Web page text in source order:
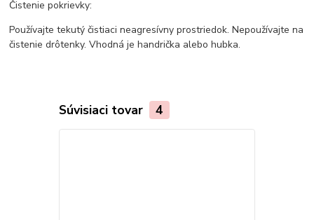
Čistenie pokrievky:
Používajte tekutý čistiaci neagresívny prostriedok. Nepoužívajte na
čistenie drôtenky. Vhodná je handrička alebo hubka.
Súvisiaci tovar 4